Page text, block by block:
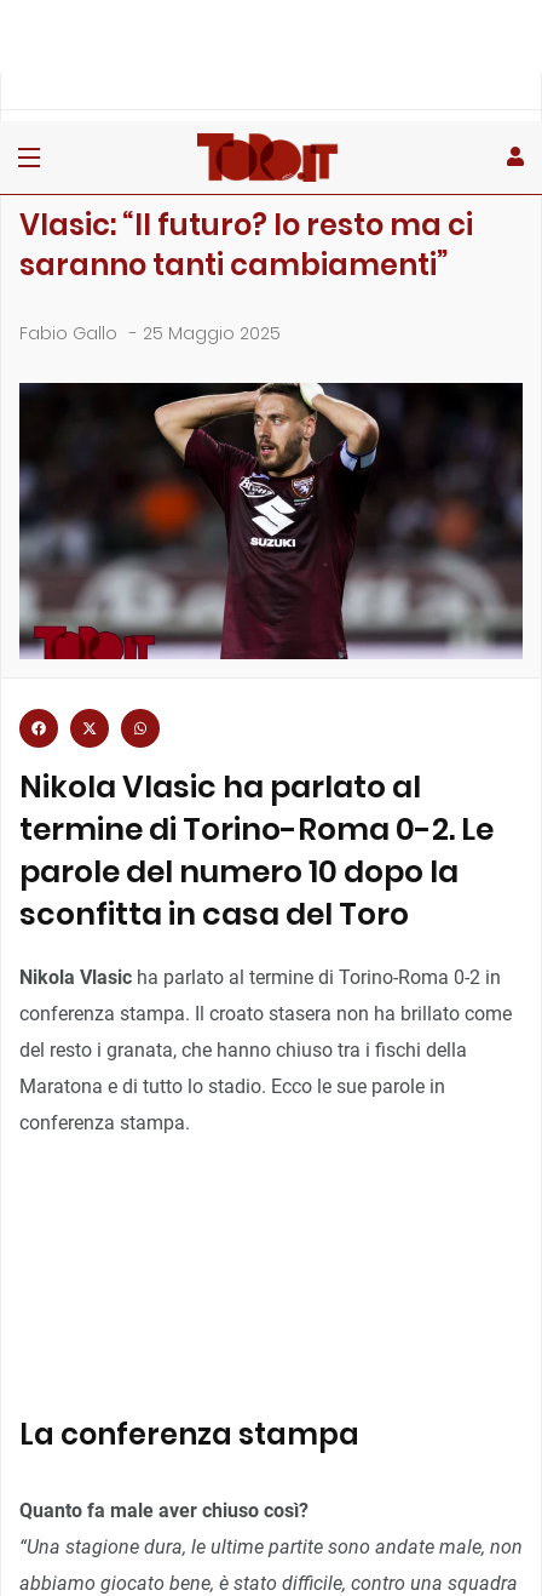
Vlasic: “Il futuro? Io resto ma ci
saranno tanti cambiamenti”
Fabio Gallo - 25 Maggio 2025
Nikola Vlasic ha parlato al
termine di Torino-Roma 0-2. Le
parole del numero 10 dopo la
sconfitta in casa del Toro
Nikola Vlasic ha parlato al termine di Torino-Roma 0-2 in
conferenza stampa. Il croato stasera non ha brillato come
del resto i granata, che hanno chiuso tra i fischi della
Maratona e di tutto lo stadio. Ecco le sue parole in
conferenza stampa.
La conferenza stampa
Quanto fa male aver chiuso così?
“Una stagione dura, le ultime partite sono andate male, non
abbiamo giocato bene, è stato difficile, contro una squadra